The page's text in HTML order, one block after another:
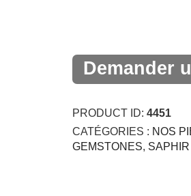
Demander
PRODUCT ID: 4451
CATÉGORIES : NOS
GEMSTONES,